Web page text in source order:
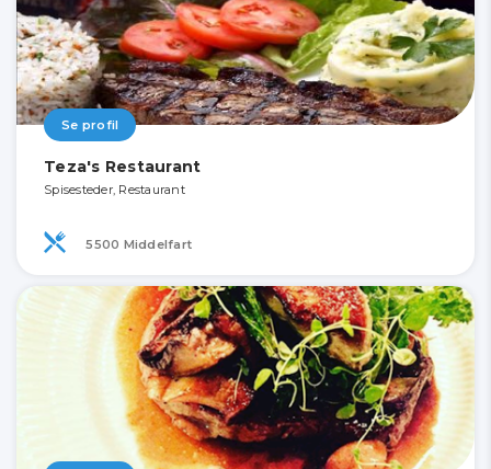
Se profil
Teza's Restaurant
Spisesteder, Restaurant
5500 Middelfart